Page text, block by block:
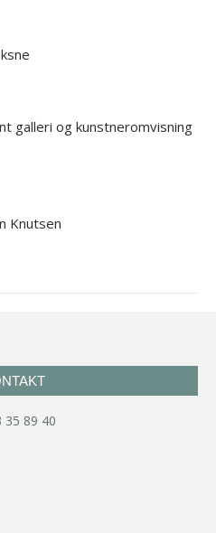
galleri og kunstneromvisning
Knutsen
89 40